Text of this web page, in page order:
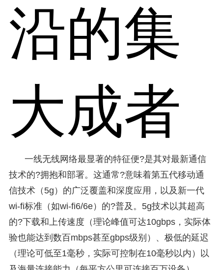
沿的集
大成者
一线无线网络最显著的特征便?是其对最新通信
技术的?拥抱和部署。这通常?意味着第五代移动通
信技术（5g）的广泛覆盖和深度应用，以及新一代
wi-fi标准（如wi-fi6/6e）的?普及。5g技术以其超高
的?下载和上传速度（理论峰值可达10gbps，实际体
验也能达到数百mbps甚至gbps级别）、极低的延迟
（理论可低至1毫秒，实际可控制在10毫秒以内）以